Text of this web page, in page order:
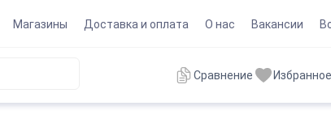
Магазины Доставка и оплата О нас Вакансии
Сравнение Избранное